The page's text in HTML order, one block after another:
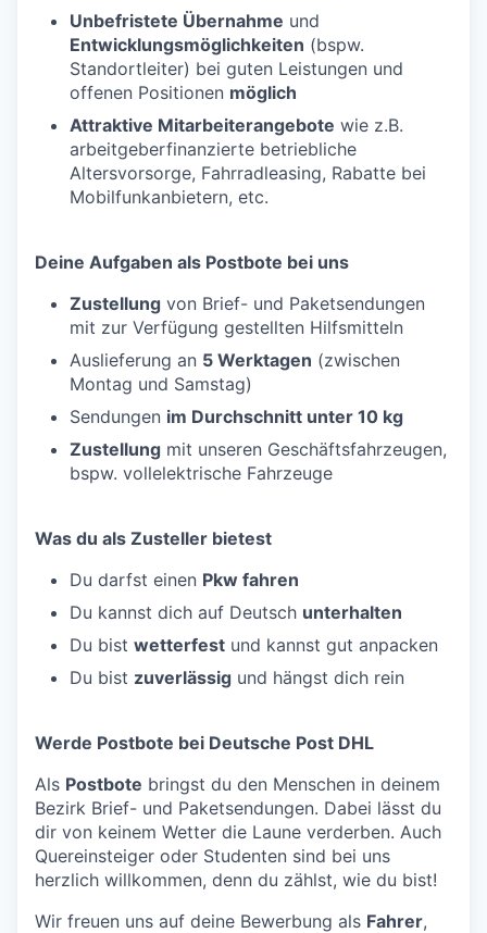
Unbefristete Übernahme und
Entwicklungsmöglichkeiten (bspw.
Standortleiter) bei guten Leistungen und
offenen Positionen möglich
Attraktive Mitarbeiterangebote wie z.B.
arbeitgeberfinanzierte betriebliche
Altersvorsorge, Fahrradleasing, Rabatte bei
Mobilfunkanbietern, etc.
Deine Aufgaben als Postbote bei uns
Zustellung von Brief- und Paketsendungen
mit zur Verfügung gestellten Hilfsmitteln
Auslieferung an 5 Werktagen (zwischen
Montag und Samstag)
Sendungen im Durchschnitt unter 10 kg
Zustellung mit unseren Geschäftsfahrzeugen,
bspw. vollelektrische Fahrzeuge
Was du als Zusteller bietest
Du darfst einen Pkw fahren
Du kannst dich auf Deutsch unterhalten
Du bist wetterfest und kannst gut anpacken
Du bist zuverlässig und hängst dich rein
Werde Postbote bei Deutsche Post DHL
Als Postbote bringst du den Menschen in deinem
Bezirk Brief- und Paketsendungen. Dabei lässt du
dir von keinem Wetter die Laune verderben. Auch
Quereinsteiger oder Studenten sind bei uns
herzlich willkommen, denn du zählst, wie du bist!
Wir freuen uns auf deine Bewerbung als Fahrer,